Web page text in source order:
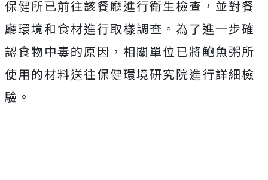
保健所已前往該餐廳進行衛生檢查，並對餐
廳環境和食材進行取樣調查。為了進一步確
認食物中毒的原因，相關單位已將鮑魚粥所
使用的材料送往保健環境研究院進行詳細檢
驗。